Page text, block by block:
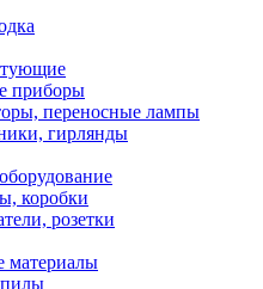
приборы
переносные лампы
гирлянды
коробки
розетки
материалы